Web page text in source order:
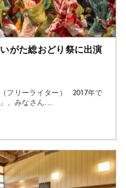
がた総おどり祭に出演
フリーライター） 2017年で
、みなさん...